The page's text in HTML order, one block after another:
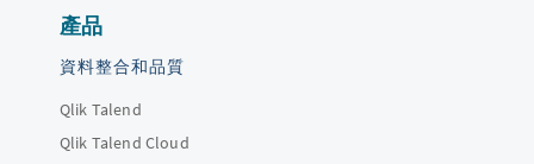
產品
資料整合和品質
Qlik Talend
Qlik Talend Cloud